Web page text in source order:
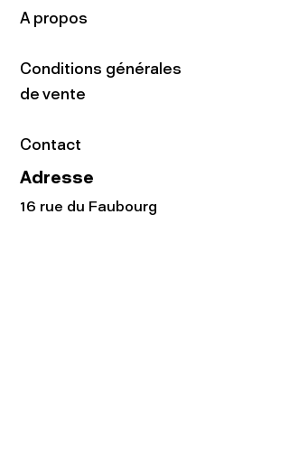
A propos
Conditions générales
de vente
Contact
Adresse
16 rue du Faubourg